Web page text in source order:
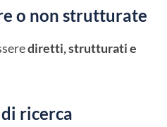
o non strutturate
diretti, strutturati e
ricerca